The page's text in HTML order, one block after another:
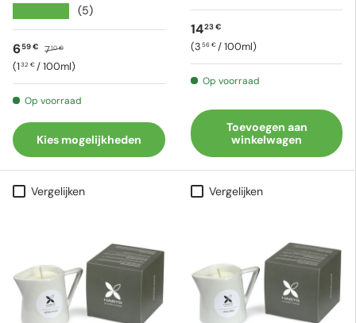
(5)
Verkoopprijs
659 € Reguliere prijs
710 €
Eenheid prijs
132 € /100ml
Op voorraad
Kies mogelijkheden
Reguliere prijs
1423 €
Eenheid prijs
3 56 € /100ml
Op voorraad
Toevoegen aan
winkelwagen
Vergelijken Vergelijken